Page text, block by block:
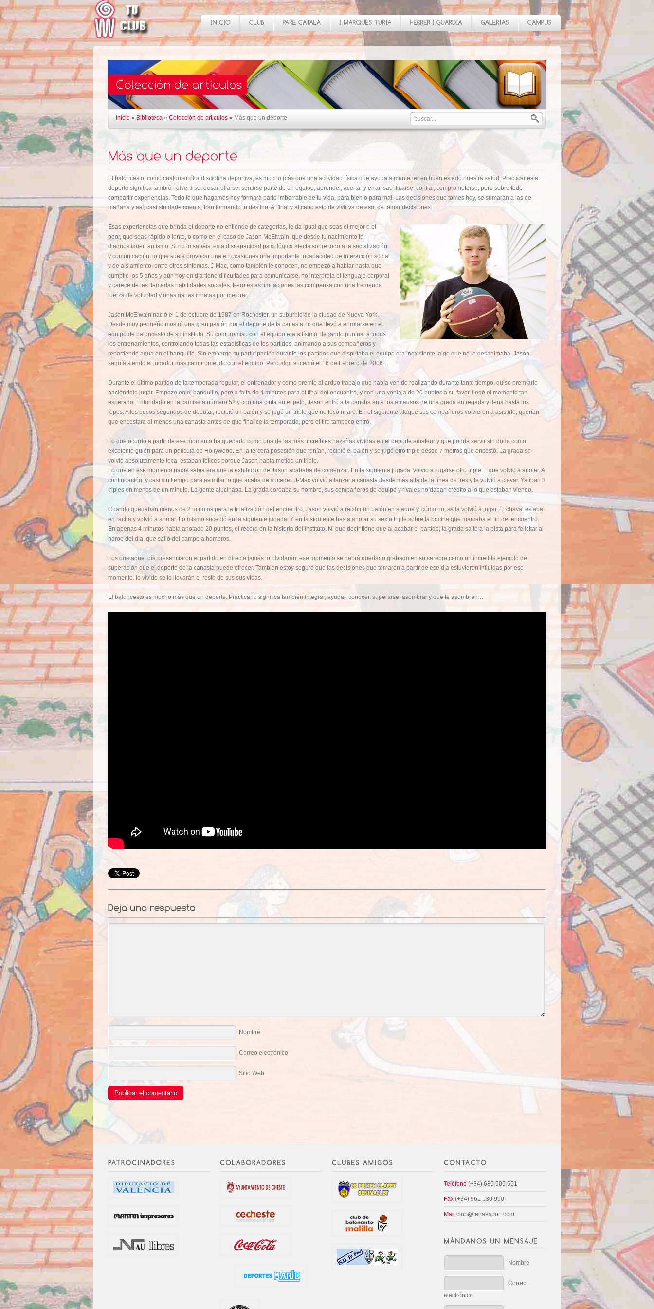
Inicio » Biblioteca » Colección de artículos » Más que un deporte
El baloncesto, como cualquier otra disciplina deportiva, es mucho más que una actividad física que ayuda a mantener en buen estado nuestra salud. Practicar este
deporte significa también divertirse, desarrollarse, sentirse parte de un equipo, aprender, acertar y errar, sacrificarse, confiar, comprometerse, pero sobre todo
compartir experiencias. Todo lo que hagamos hoy formará parte imborrable de tu vida, para bien o para mal. Las decisiones que tomes hoy, se sumarán a las de
mañana y así, casi sin darte cuenta, irán formando tu destino. Al final y al cabo esto de vivir va de eso, de tomar decisiones.
Esas experiencias que brinda el deporte no entiende de categorías, le da igual que seas el mejor o el
peor, que seas rápido o lento, o como en el caso de Jason McElwain, que desde tu nacimiento te
diagnostiquen autismo. Si no lo sabéis, esta discapacidad psicológica afecta sobre todo a la socialización
y comunicación, lo que suele provocar una en ocasiones una importante incapacidad de interacción social
y de aislamiento, entre otros síntomas. J-Mac, como también le conocen, no empezó a hablar hasta que
cumplió los 5 años y aún hoy en día tiene dificultades para comunicarse, no interpreta el lenguaje corporal
y carece de las llamadas habilidades sociales. Pero estas limitaciones las compensa con una tremenda
fuerza de voluntad y unas ganas innatas por mejorar.
Jason McElwain nació el 1 de octubre de 1987 en Rochester, un suburbio de la ciudad de Nueva York.
Desde muy pequeño mostró una gran pasión por el deporte de la canasta, lo que llevó a enrolarse en el
equipo de baloncesto de su instituto. Su compromiso con el equipo era altísimo, llegando puntual a todos
los entrenamientos, controlando todas las estadísticas de los partidos, animando a sus compañeros y
repartiendo agua en el banquillo. Sin embargo su participación durante los partidos que disputaba el equipo era inexistente, algo que no le desanimaba. Jason
seguía siendo el jugador más comprometido con el equipo. Pero algo sucedió el 16 de Febrero de 2006…
Durante el último partido de la temporada regular, el entrenador y como premio al arduo trabajo que había venido realizando durante tanto tiempo, quiso premiarle
haciéndole jugar. Empezó en el banquillo, pero a falta de 4 minutos para el final del encuentro, y con una ventaja de 20 puntos a su favor, llegó el momento tan
esperado. Enfundado en la camiseta número 52 y con una cinta en el pelo, Jason entró a la cancha ante los aplausos de una grada entregada y llena hasta los
topes. A los pocos segundos de debutar, recibió un balón y se jugó un triple que no tocó ni aro. En el siguiente ataque sus compañeros volvieron a asistirle, querían
que encestara al menos una canasta antes de que finalice la temporada, pero el tiro tampoco entró.
Lo que ocurrió a partir de ese momento ha quedado como una de las más increíbles hazañas vividas en el deporte amateur y que podría servir sin duda como
excelente guión para un película de Hollywood. En la tercera posesión que tenían, recibió el balón y se jugó otro triple desde 7 metros que encestó. La grada se
volvió absolutamente loca, estaban felices porque Jason había metido un triple.
Lo que en ese momento nadie sabía era que la exhibición de Jason acababa de comenzar. En la siguiente jugada, volvió a jugarse otro triple… que volvió a anotar. A
continuación, y casi sin tiempo para asimilar lo que acaba de suceder, J-Mac volvió a lanzar a canasta desde más allá de la línea de tres y la volvió a clavar. Ya iban 3
triples en menos de un minuto. La gente alucinaba. La grada coreaba su nombre, sus compañeros de equipo y rivales no daban crédito a lo que estaban viendo.
Cuando quedaban menos de 2 minutos para la finalización del encuentro, Jason volvió a recibir un balón en ataque y, cómo no, se la volvió a jugar. El chaval estaba
en racha y volvió a anotar. Lo mismo sucedió en la siguiente jugada. Y en la siguiente hasta anotar su sexto triple sobre la bocina que marcaba el fin del encuentro.
En apenas 4 minutos había anotado 20 puntos, el récord en la historia del instituto. Ni que decir tiene que al acabar el partido, la grada saltó a la pista para felicitar al
héroe del día, que salió del campo a hombros.
Los que aquel día presenciaron el partido en directo jamás lo olvidarán, ese momento se habrá quedado grabado en su cerebro como un increible ejemplo de
superación que el deporte de la canasta puede ofrecer. También estoy seguro que las decisiones que tomaron a partir de ese día estuvieron influidas por ese
momento, lo vivido se lo llevarán el resto de sus sus vidas.
El baloncesto es mucho más que un deporte. Practicarlo significa también integrar, ayudar, conocer, superarse, asombrar y que te asombren…
Nombre
Correo electrónico
Sitio Web
Teléfono (+34) 685 505 551
Fax (+34) 961 130 990
Mail club@lenaesport.com
Nombre
Correo
electrónico